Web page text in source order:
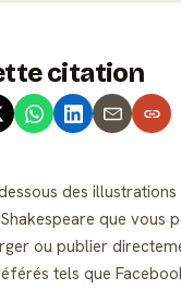
citation
des
que vous
ou publier
tels que